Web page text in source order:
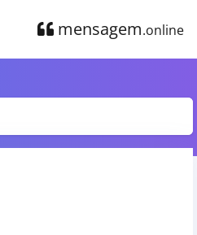
mensagem.online